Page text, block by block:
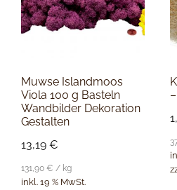
Muwse Islandmoos
Viola 100 g Basteln
Wandbilder Dekoration
Gestalten
13,19 €
131,90 € / kg
inkl. 19 % MwSt.